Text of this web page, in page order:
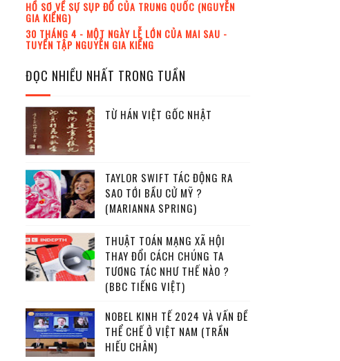
HỒ SƠ VỀ SỰ SỤP ĐỔ CỦA TRUNG QUỐC (NGUYỄN
GIA KIỂNG)
30 THÁNG 4 - MỘT NGÀY LỄ LỚN CỦA MAI SAU -
TUYỂN TẬP NGUYỄN GIA KIỂNG
ĐỌC NHIỀU NHẤT TRONG TUẦN
TỪ HÁN VIỆT GỐC NHẬT
TAYLOR SWIFT TÁC ĐỘNG RA
SAO TỚI BẦU CỬ MỸ ?
(MARIANNA SPRING)
THUẬT TOÁN MẠNG XÃ HỘI
THAY ĐỔI CÁCH CHÚNG TA
TƯƠNG TÁC NHƯ THẾ NÀO ?
(BBC TIẾNG VIỆT)
NOBEL KINH TẾ 2024 VÀ VẤN ĐỀ
THỂ CHẾ Ở VIỆT NAM (TRẦN
HIẾU CHÂN)